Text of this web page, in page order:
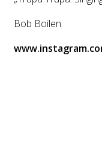
Bob Boilen